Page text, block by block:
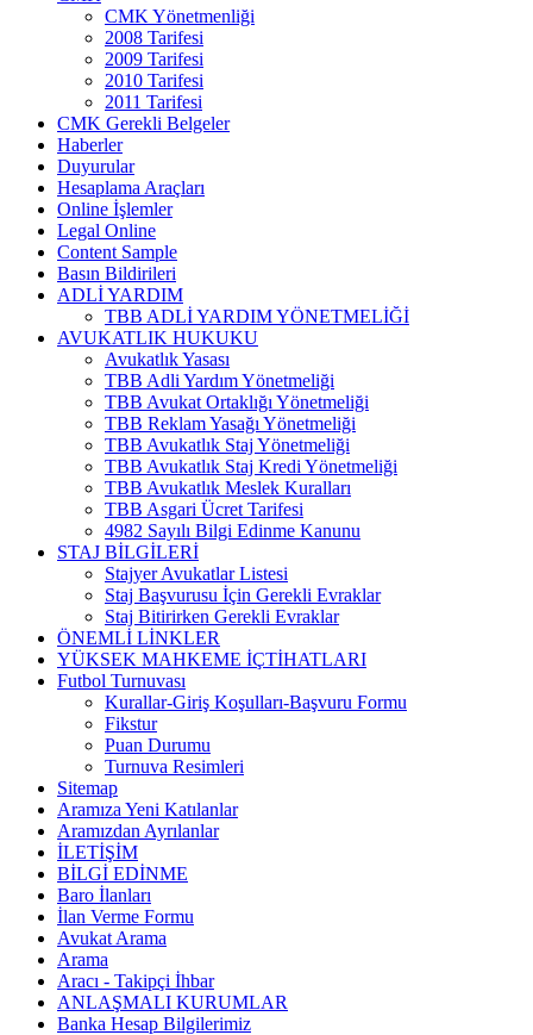
CMK Yönetmenliği
2008 Tarifesi
2009 Tarifesi
2010 Tarifesi
2011 Tarifesi
CMK Gerekli Belgeler
Haberler
Duyurular
Hesaplama Araçları
Online İşlemler
Legal Online
Content Sample
Basın Bildirileri
ADLİ YARDIM
TBB ADLİ YARDIM YÖNETMELİĞİ
AVUKATLIK HUKUKU
Avukatlık Yasası
TBB Adli Yardım Yönetmeliği
TBB Avukat Ortaklığı Yönetmeliği
TBB Reklam Yasağı Yönetmeliği
TBB Avukatlık Staj Yönetmeliği
TBB Avukatlık Staj Kredi Yönetmeliği
TBB Avukatlık Meslek Kuralları
TBB Asgari Ücret Tarifesi
4982 Sayılı Bilgi Edinme Kanunu
STAJ BİLGİLERİ
Stajyer Avukatlar Listesi
Staj Başvurusu İçin Gerekli Evraklar
Staj Bitirirken Gerekli Evraklar
ÖNEMLİ LİNKLER
YÜKSEK MAHKEME İÇTİHATLARI
Futbol Turnuvası
Kurallar-Giriş Koşulları-Başvuru Formu
Fikstur
Puan Durumu
Turnuva Resimleri
Sitemap
Aramıza Yeni Katılanlar
Aramızdan Ayrılanlar
İLETİŞİM
BİLGİ EDİNME
Baro İlanları
İlan Verme Formu
Avukat Arama
Arama
Aracı - Takipçi İhbar
ANLAŞMALI KURUMLAR
Banka Hesap Bilgilerimiz